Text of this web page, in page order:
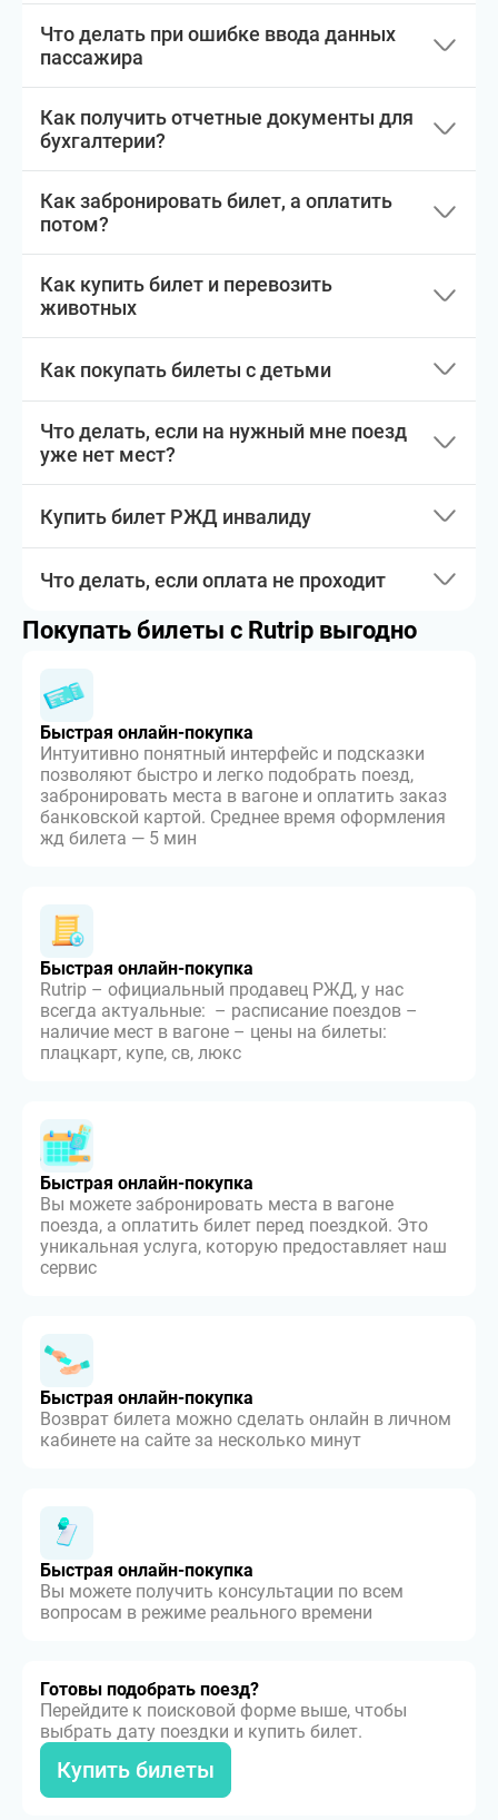
Что делать при ошибке ввода данных
пассажира
Как получить отчетные документы для
бухгалтерии?
Как забронировать билет, а оплатить
потом?
Как купить билет и перевозить
животных
Как покупать билеты с детьми
Что делать, если на нужный мне поезд
уже нет мест?
Купить билет РЖД инвалиду
Что делать, если оплата не проходит
Покупать билеты с Rutrip выгодно
Быстрая онлайн-покупка
Интуитивно понятный интерфейс и подсказки
позволяют быстро и легко подобрать поезд,
забронировать места в вагоне и оплатить заказ
банковской картой. Среднее время оформления
жд билета — 5 мин
Быстрая онлайн-покупка
Rutrip – официальный продавец РЖД, у нас
всегда актуальные: – расписание поездов –
наличие мест в вагоне – цены на билеты:
плацкарт, купе, св, люкс
Быстрая онлайн-покупка
Вы можете забронировать места в вагоне
поезда, а оплатить билет перед поездкой. Это
уникальная услуга, которую предоставляет наш
сервис
Быстрая онлайн-покупка
Возврат билета можно сделать онлайн в личном
кабинете на сайте за несколько минут
Быстрая онлайн-покупка
Вы можете получить консультации по всем
вопросам в режиме реального времени
Готовы подобрать поезд?
Перейдите к поисковой форме выше, чтобы
выбрать дату поездки и купить билет.
Купить билеты